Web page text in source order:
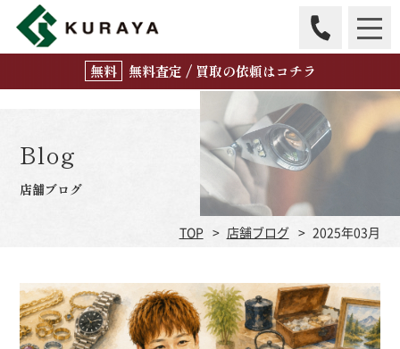
無料査定 / 買取の依頼はコチラ
Blog
店舗ブログ
TOP 店舗ブログ 2025年03月